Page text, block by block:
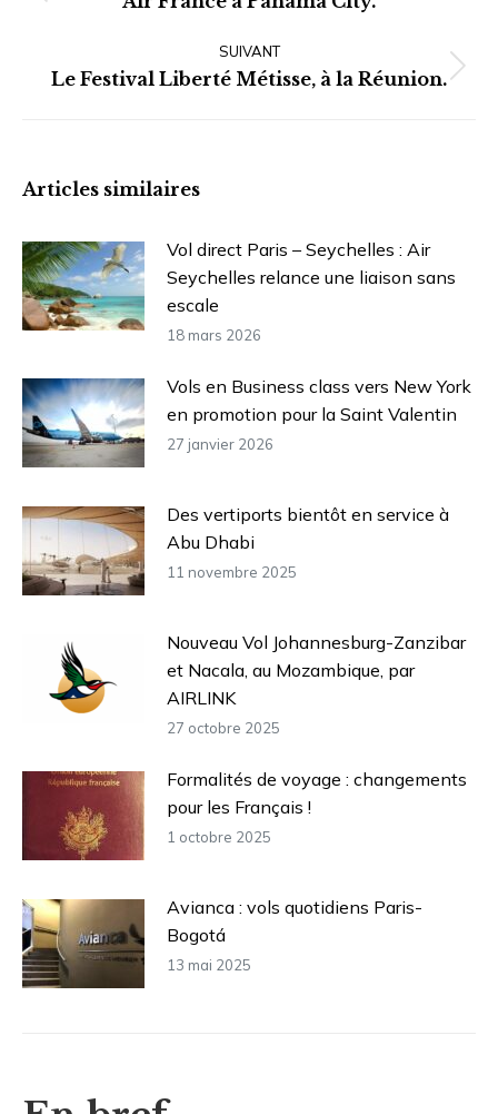
:
SUIVANT
Article
Le Festival Liberté Métisse, à la Réunion.
Articles similaires
Vol direct Paris – Seychelles : Air
Seychelles relance une liaison sans
escale
18 mars 2026
Vols en Business class vers New York
en promotion pour la Saint Valentin
27 janvier 2026
Des vertiports bientôt en service à
Abu Dhabi
11 novembre 2025
Nouveau Vol Johannesburg-Zanzibar
et Nacala, au Mozambique, par
AIRLINK
27 octobre 2025
Formalités de voyage : changements
pour les Français !
1 octobre 2025
Avianca : vols quotidiens Paris-
Bogotá
13 mai 2025